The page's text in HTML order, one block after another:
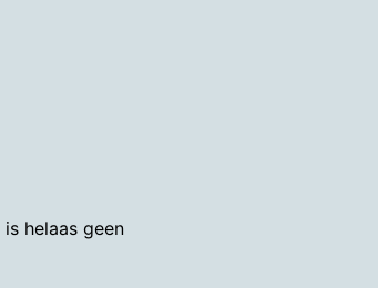
helaas geen